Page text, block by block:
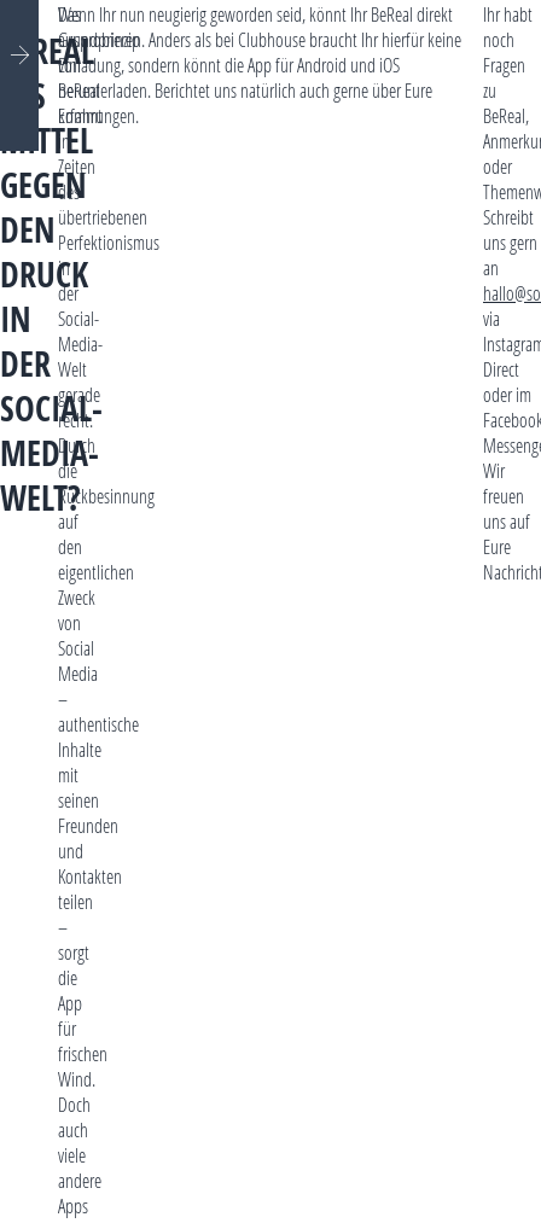
BEREAL
ALS
MITTEL
GEGEN
DEN
DRUCK
IN
DER
SOCIAL-
MEDIA-
WELT?
Das
Grundprinzip
von
BeReal
kommt
in
Zeiten
des
übertriebenen
Perfektionismus
in
der
Social-
Media-
Welt
gerade
recht.
Durch
die
Rückbesinnung
auf
den
eigentlichen
Zweck
von
Social
Media
–
authentische
Inhalte
mit
seinen
Freunden
und
Kontakten
teilen
–
sorgt
die
App
für
frischen
Wind.
Doch
auch
viele
andere
Apps
Wenn Ihr nun neugierig geworden seid, könnt Ihr BeReal direkt
ausprobieren. Anders als bei Clubhouse braucht Ihr hierfür keine
Einladung, sondern könnt die App für Android und iOS
herunterladen. Berichtet uns natürlich auch gerne über Eure
Erfahrungen.
Ihr habt
noch
Fragen
zu
BeReal,
oder
Schreibt
uns gern
an
via
Direct
oder im
Wir
freuen
uns auf
Eure